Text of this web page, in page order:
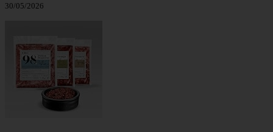
30/05/2026